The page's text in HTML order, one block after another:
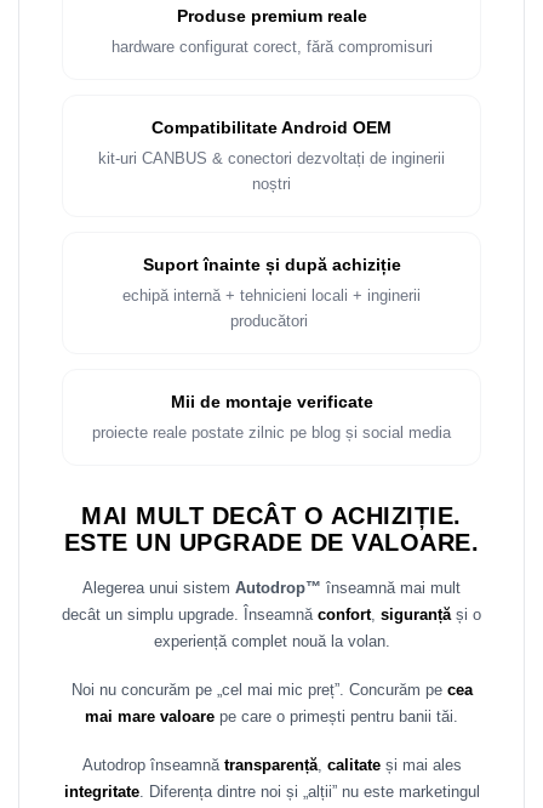
Produse premium reale
hardware configurat corect, fără compromisuri
Compatibilitate Android OEM
kit-uri CANBUS & conectori dezvoltați de inginerii
noștri
Suport înainte și după achiziție
echipă internă + tehnicieni locali + inginerii
producători
Mii de montaje verificate
proiecte reale postate zilnic pe blog și social media
MAI MULT DECÂT O ACHIZIȚIE.
ESTE UN UPGRADE DE VALOARE.
Alegerea unui sistem Autodrop™ înseamnă mai mult
decât un simplu upgrade. Înseamnă confort, siguranțăși o
experiență complet nouă la volan.
Noi nu concurăm pe „cel mai mic preț”. Concurăm pe cea
mai mare valoare pe care o primești pentru banii tăi.
Autodrop înseamnă transparență, calitateși mai ales
integritate. Diferența dintre noi și „alții” nu este marketingul